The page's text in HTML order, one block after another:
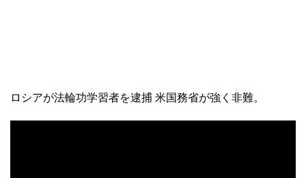
ロシアが法輪功学習者を逮捕 米国務省が強く非難。